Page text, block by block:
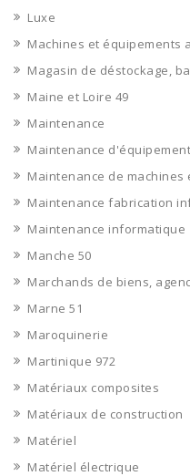
Luxe
Machines et équipements
Magasin de déstockage,
Maine et Loire 49
Maintenance
Maintenance
Maintenance de machines
Maintenance fabrication
Maintenance informatique
Manche 50
Marchands de biens,
Marne 51
Maroquinerie
Martinique 972
Matériaux composites
Matériaux de construction
Matériel
Matériel électrique